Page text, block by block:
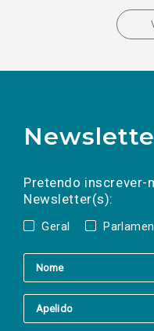
Pretendo inscrever-
Newsletter(s):
Geral
a(s) newsletter(s).
mail